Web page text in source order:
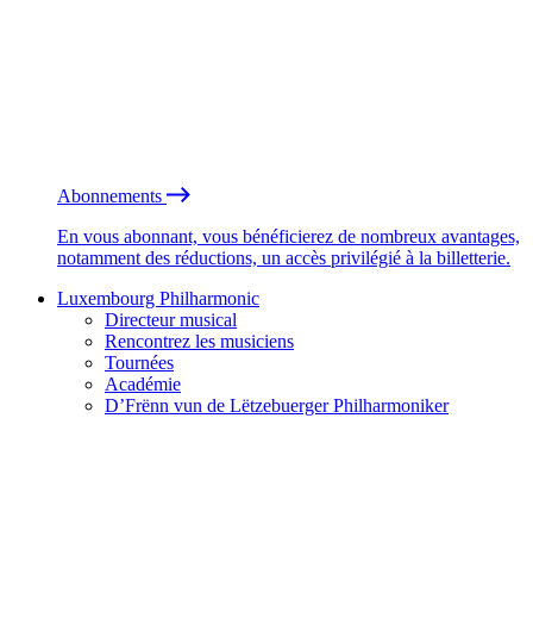
Abonnements
En vous abonnant, vous bénéficierez de nombreux avantages,
notamment des réductions, un accès privilégié à la billetterie.
Luxembourg Philharmonic
Directeur musical
Rencontrez les musiciens
Tournées
Académie
D’Frënn vun de Lëtzebuerger Philharmoniker